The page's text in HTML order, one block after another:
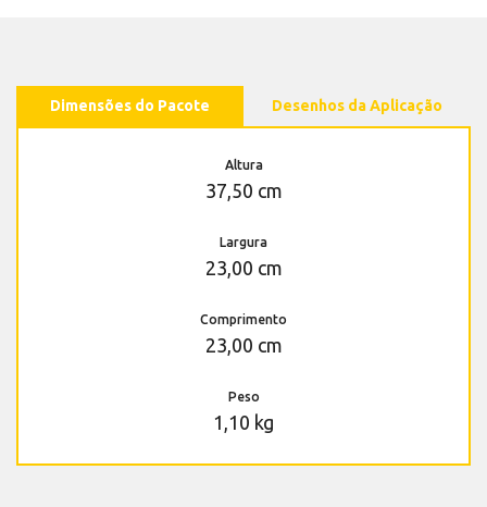
Dimensões do Pacote Desenhos da Aplicação
Altura
37,50 cm
Largura
23,00 cm
Comprimento
23,00 cm
Peso
1,10 kg